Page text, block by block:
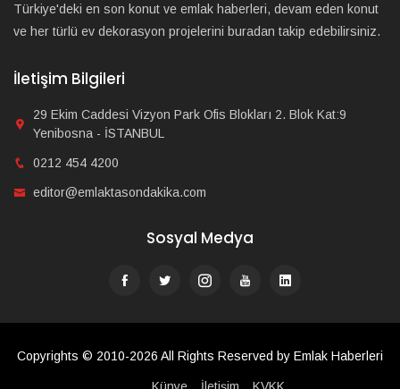
Türkiye'deki en son konut ve emlak haberleri, devam eden konut
ve her türlü ev dekorasyon projelerini buradan takip edebilirsiniz.
İletişim Bilgileri
29 Ekim Caddesi Vizyon Park Ofis Blokları 2. Blok Kat:9
Yenibosna - İSTANBUL
0212 454 4200
editor@emlaktasondakika.com
Sosyal Medya
Copyrights © 2010-2026 All Rights Reserved by Emlak Haberleri
Künye İletişim KVKK